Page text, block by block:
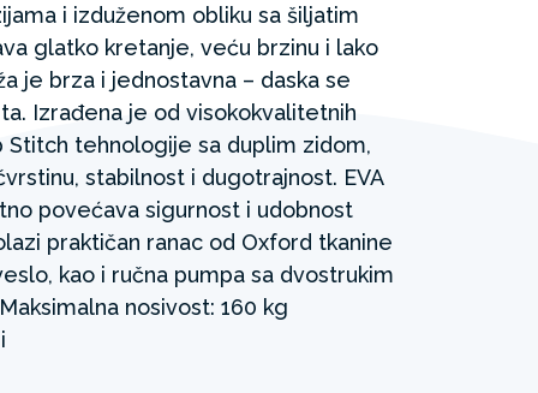
i izduženom obliku sa šiljatim
glatko kretanje, veću brzinu i lako
je brza i jednostavna – daska se
Izrađena je od visokokvalitetnih
tehnologije sa duplim zidom,
stabilnost i dugotrajnost. EVA
povećava sigurnost i udobnost
praktičan ranac od Oxford tkanine
kao i ručna pumpa sa dvostrukim
nosivost: 160 kg